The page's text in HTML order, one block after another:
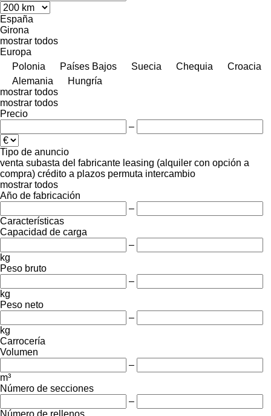
España
Girona
mostrar todos
Europa
Polonia
Países Bajos Suecia Chequia
Croacia
Alemania
Hungría
mostrar todos
mostrar todos
Precio
–
Tipo de anuncio
venta subasta del fabricante leasing (alquiler con opción a
compra) crédito a plazos permuta intercambio
mostrar todos
Año de fabricación
–
Características
Capacidad de carga
–
kg
Peso bruto
–
kg
Peso neto
–
kg
Carrocería
Volumen
–
m³
Número de secciones
–
Número de rellenos